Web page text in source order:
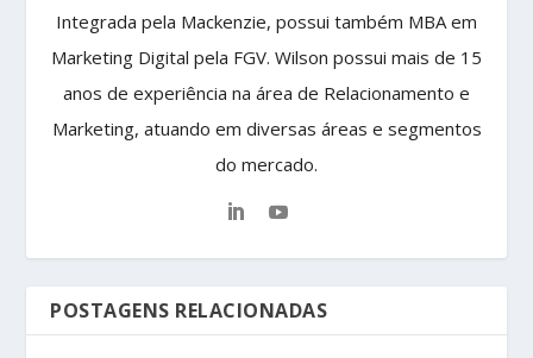
Integrada pela Mackenzie, possui também MBA em
Marketing Digital pela FGV. Wilson possui mais de 15
anos de experiência na área de Relacionamento e
Marketing, atuando em diversas áreas e segmentos
do mercado.
POSTAGENS RELACIONADAS